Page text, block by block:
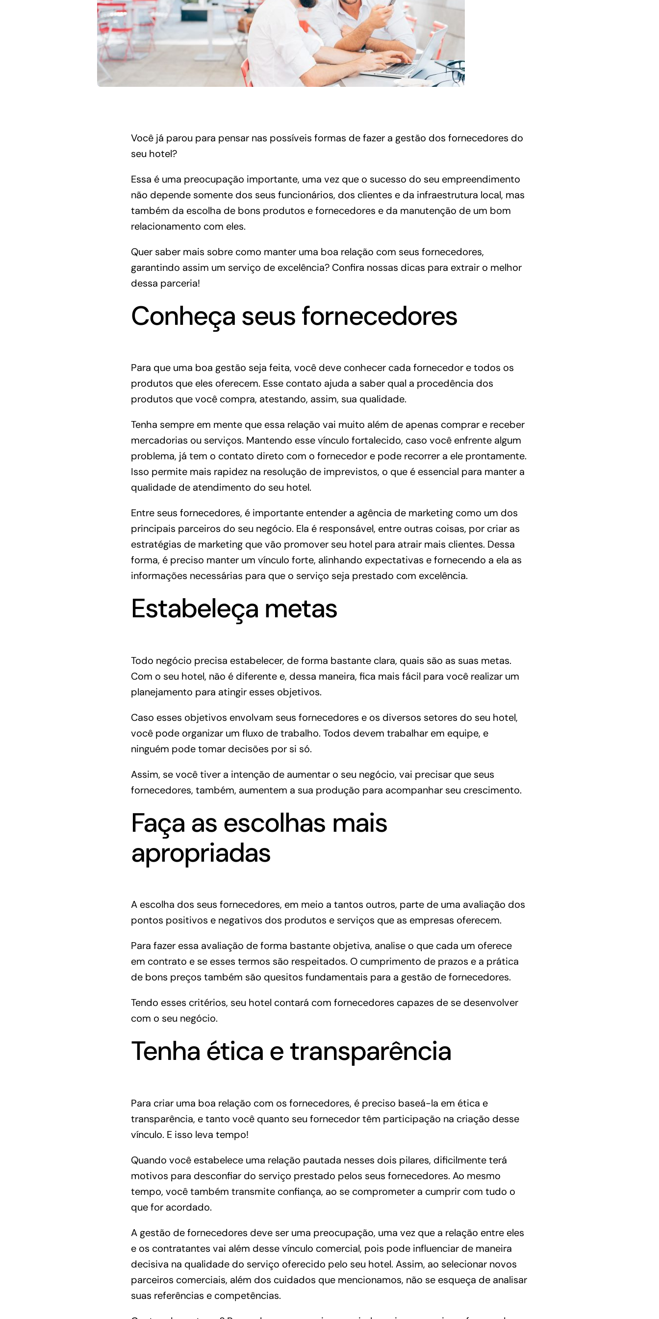
Você já parou para pensar nas possíveis formas de fazer a gestão dos fornecedores do
seu hotel?
Essa é uma preocupação importante, uma vez que o sucesso do seu empreendimento
não depende somente dos seus funcionários, dos clientes e da infraestrutura local, mas
também da escolha de bons produtos e fornecedores e da manutenção de um bom
relacionamento com eles.
Quer saber mais sobre como manter uma boa relação com seus fornecedores,
garantindo assim um serviço de excelência? Confira nossas dicas para extrair o melhor
dessa parceria!
Conheça seus fornecedores
Para que uma boa gestão seja feita, você deve conhecer cada fornecedor e todos os
produtos que eles oferecem. Esse contato ajuda a saber qual a procedência dos
produtos que você compra, atestando, assim, sua qualidade.
Tenha sempre em mente que essa relação vai muito além de apenas comprar e receber
mercadorias ou serviços. Mantendo esse vínculo fortalecido, caso você enfrente algum
problema, já tem o contato direto com o fornecedor e pode recorrer a ele prontamente.
Isso permite mais rapidez na resolução de imprevistos, o que é essencial para manter a
qualidade de atendimento do seu hotel.
Entre seus fornecedores, é importante entender a agência de marketing como um dos
principais parceiros do seu negócio. Ela é responsável, entre outras coisas, por criar as
estratégias de marketing que vão promover seu hotel para atrair mais clientes. Dessa
forma, é preciso manter um vínculo forte, alinhando expectativas e fornecendo a ela as
informações necessárias para que o serviço seja prestado com excelência.
Estabeleça metas
Todo negócio precisa estabelecer, de forma bastante clara, quais são as suas metas.
Com o seu hotel, não é diferente e, dessa maneira, fica mais fácil para você realizar um
planejamento para atingir esses objetivos.
Caso esses objetivos envolvam seus fornecedores e os diversos setores do seu hotel,
você pode organizar um fluxo de trabalho. Todos devem trabalhar em equipe, e
ninguém pode tomar decisões por si só.
Assim, se você tiver a intenção de aumentar o seu negócio, vai precisar que seus
fornecedores, também, aumentem a sua produção para acompanhar seu crescimento.
Faça as escolhas mais
apropriadas
A escolha dos seus fornecedores, em meio a tantos outros, parte de uma avaliação dos
pontos positivos e negativos dos produtos e serviços que as empresas oferecem.
Para fazer essa avaliação de forma bastante objetiva, analise o que cada um oferece
em contrato e se esses termos são respeitados. O cumprimento de prazos e a prática
de bons preços também são quesitos fundamentais para a gestão de fornecedores.
Tendo esses critérios, seu hotel contará com fornecedores capazes de se desenvolver
com o seu negócio.
Tenha ética e transparência
Para criar uma boa relação com os fornecedores, é preciso baseá-la em ética e
transparência, e tanto você quanto seu fornecedor têm participação na criação desse
vínculo. E isso leva tempo!
Quando você estabelece uma relação pautada nesses dois pilares, dificilmente terá
motivos para desconfiar do serviço prestado pelos seus fornecedores. Ao mesmo
tempo, você também transmite confiança, ao se comprometer a cumprir com tudo o
que for acordado.
A gestão de fornecedores deve ser uma preocupação, uma vez que a relação entre eles
e os contratantes vai além desse vínculo comercial, pois pode influenciar de maneira
decisiva na qualidade do serviço oferecido pelo seu hotel. Assim, ao selecionar novos
parceiros comerciais, além dos cuidados que mencionamos, não se esqueça de analisar
suas referências e competências.